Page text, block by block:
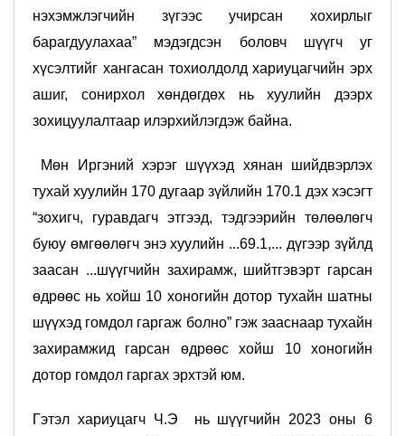
нэхэмжлэгчийн зүгээс учирсан хохирлыг
барагдуулахаа” мэдэгдсэн боловч шүүгч уг
хүсэлтийг хангасан тохиолдолд хариуцагчийн эрх
ашиг, сонирхол хөндөгдөх нь хуулийн дээрх
зохицуулалтаар илэрхийлэгдэж байна.
Мөн Иргэний хэрэг шүүхэд хянан шийдвэрлэх
тухай хуулийн 170 дугаар зүйлийн 170.1 дэх хэсэгт
“зохигч, гуравдагч этгээд, тэдгээрийн төлөөлөгч
буюу өмгөөлөгч энэ хуулийн ...69.1,... дүгээр зүйлд
заасан ...шүүгчийн захирамж, шийтгэвэрт гарсан
өдрөөс нь хойш 10 хоногийн дотор тухайн шатны
шүүхэд гомдол гаргаж болно” гэж зааснаар тухайн
захирамжид гарсан өдрөөс хойш 10 хоногийн
дотор гомдол гаргах эрхтэй юм.
Гэтэл хариуцагч Ч.Э нь шүүгчийн 2023 оны 6